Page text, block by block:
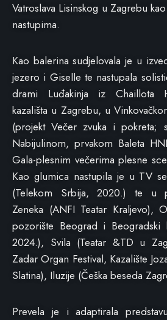
Vatroslava Lisinskog u Zagrebu
nastupima.
Kao balerina sudjelovala je u
jezero i Giselle te nastupala
drami Luđakinja iz Chaillota
kazališta u Zagrebu, u
(projekt Večer zvuka i
Nabijulinom, prvakom Baleta
Gala-plesnim večerima plesne
Kao glumica nastupila je u TV
(Telekom Srbija, 2020.) te u
Zeneka (ANFI Teatar Kraljevo),
pozorište Beograd i
2024.), Svila (Teatar &TD u
Zadar Organ Festival, Kazalište
Slatina), Iluzije (Češka beseda
Prevela je i adaptirala